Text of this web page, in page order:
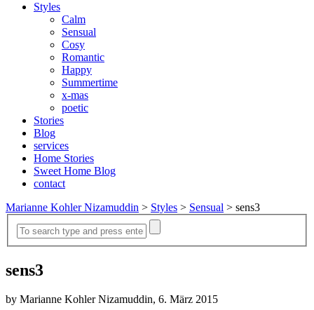
Styles
Calm
Sensual
Cosy
Romantic
Happy
Summertime
x-mas
poetic
Stories
Blog
services
Home Stories
Sweet Home Blog
contact
Marianne Kohler Nizamuddin > Styles > Sensual > sens3
sens3
by Marianne Kohler Nizamuddin, 6. März 2015